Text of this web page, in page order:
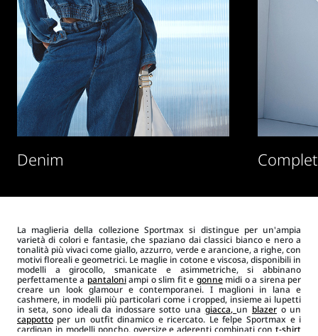
Denim
La maglieria della collezione Sportmax si distingue per un'ampia
varietà di colori e fantasie, che spaziano dai classici bianco e nero a
tonalità più vivaci come giallo, azzurro, verde e arancione, a righe, con
motivi floreali e geometrici. Le maglie in cotone e viscosa, disponibili in
modelli a girocollo, smanicate e asimmetriche, si abbinano
perfettamente a pantaloniampi o slim fit e gonnemidi o a sirena per
creare un look glamour e contemporanei. I maglioni in lana e
cashmere, in modelli più particolari come i cropped, insieme ai lupetti
in seta, sono ideali da indossare sotto una giacca, un blazero un
cappottoper un outfit dinamico e ricercato. Le felpe Sportmax e i
cardigan in modelli poncho, oversize e aderenti combinati cont-shirt